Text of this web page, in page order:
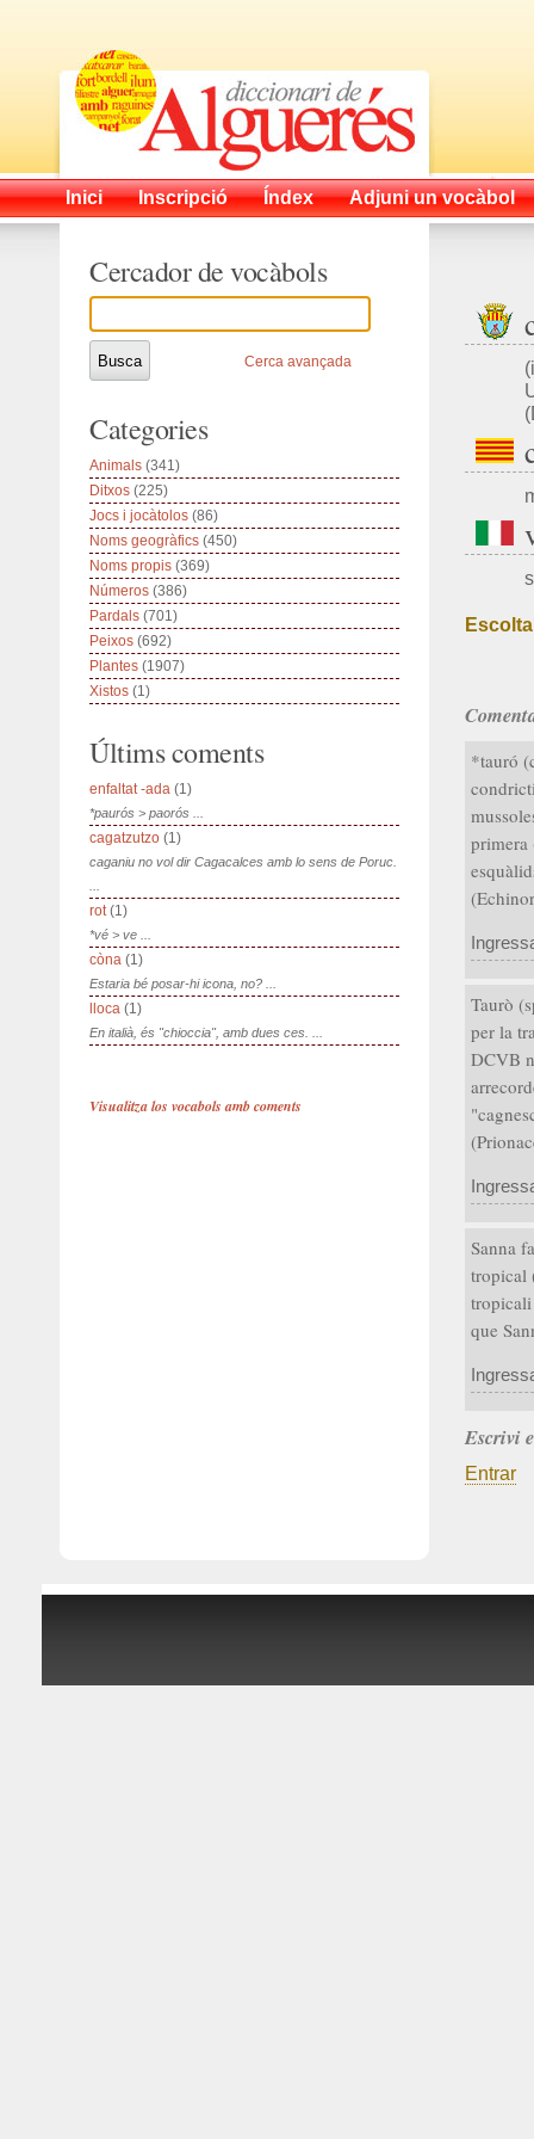
Inici Inscripció Índex Adjuni un vocàbol
*tauró
primera
Taurò
per la
DCVB
Sanna
tropical
tropicali
que
Escrivi
Entrar
Cercador de vocàbols
Cerca avançada
Categories
Animals (341)
Ditxos (225)
Jocs i jocàtolos (86)
Noms geogràfics (450)
Noms propis (369)
Números (386)
Pardals (701)
Peixos (692)
Plantes (1907)
Xistos (1)
Últims coments
enfaltat -ada (1)
*paurós > paorós ...
cagatzutzo (1)
caganiu no vol dir Cagacalces amb lo sens de Poruc.
rot(1)
*vé > ve ...
còna (1)
Estaria bé posar-hi icona, no? ...
lloca (1)
En italià, és "chioccia", amb dues ces. ...
Visualitza los vocabols amb coments